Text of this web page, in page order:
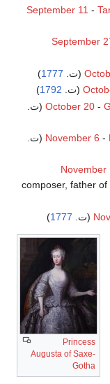
September 11 -
September
1777
)
1792
)
October 20-
November 6 -
November
composer, father of
1777
)
Princess
Augusta of Saxe-
Gotha